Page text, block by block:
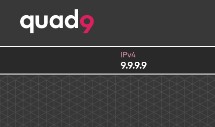
IPv4
9.9.9.9